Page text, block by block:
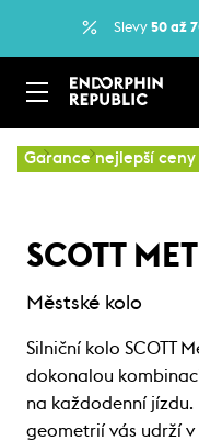
Slevy 50 až
Garance nejlepší ceny
… Kola Městská kola
SCOTT
Městské kolo
Silniční kolo SCOTT
dokonalou
na každodenní
geometrií vás udrží